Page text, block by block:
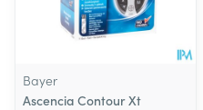
Bayer
Ascencia Contour Xt